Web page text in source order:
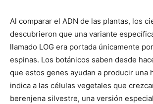
Al comparar el ADN de las plantas, los
descubrieron que una variante
llamado LOG era portada únicamente
espinas. Los botánicos saben desde
que estos genes ayudan a producir una
indica a las células vegetales que
berenjena silvestre, una versión